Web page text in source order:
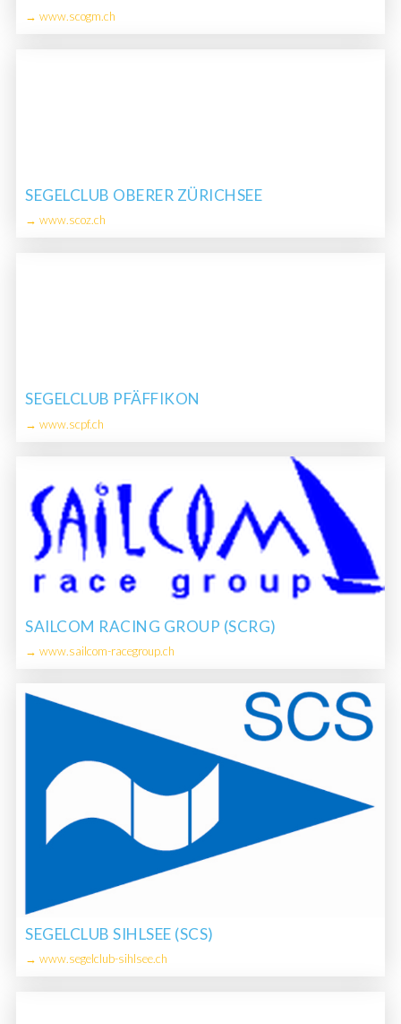
→ www.scogm.ch
SEGELCLUB OBERER ZÜRICHSEE
→ www.scoz.ch
SEGELCLUB PFÄFFIKON
→ www.scpf.ch
SAILCOM RACING GROUP (SCRG)
→ www.sailcom-racegroup.ch
SEGELCLUB SIHLSEE (SCS)
→ www.segelclub-sihlsee.ch